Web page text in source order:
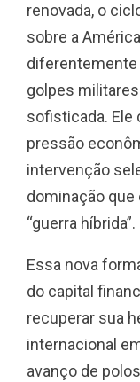
renovada, o
sobre a
golpes
sofisticada. Ele
pressão
intervenção
dominação
“guerra híbrida”.
Essa nova
do capital
recuperar sua
internacional
avanço de